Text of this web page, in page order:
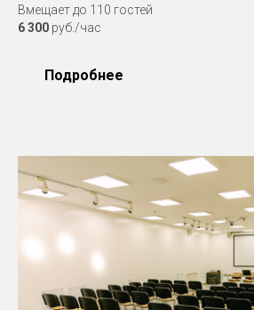
Вмещает до 110 гостей
6 300 руб./час
Подробнее